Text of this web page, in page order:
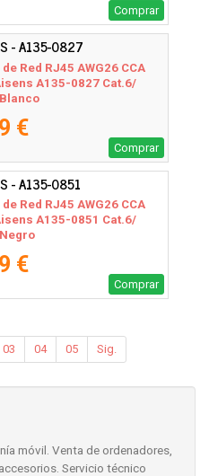
Comprar
- A135-0827
Red RJ45 AWG26 CCA
A135-0827 Cat.6/
€
Comprar
- A135-0851
Red RJ45 AWG26 CCA
A135-0851 Cat.6/
€
Comprar
03 04 05 Sig.
móvil. Venta de ordenadores,
Servicio técnico